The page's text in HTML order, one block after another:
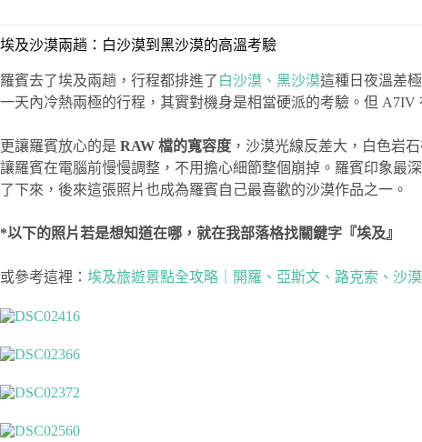
埃及沙漠兩趟：白沙漠到黑沙漠的高溫考驗
羅賓去了埃及兩趟，行程都排進了 白沙漠、黑沙漠這種日夜溫差
一天內冷熱兩極的行程，其實對機身是相當硬派的考驗。但
更讓羅賓放心的是 RAW 檔的寬容度 ，沙漠光線反差大，白色岩
讓羅賓在電腦前慢慢調整，不用擔心細節整個崩掉。羅賓印象最
了下來，後來這張照片也成為羅賓自己最喜歡的沙漠作品之一。
*以下的照片若是想知道在哪，就在我部落格找關鍵字『埃及』
或參考這裡： 埃及旅遊景點全攻略｜開羅、亞斯文、路克索、沙